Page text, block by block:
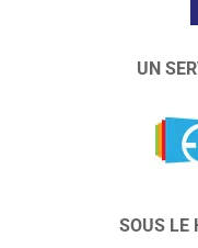
UN
SOUS LE